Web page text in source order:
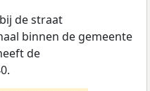
de straat
binnen de gemeente
de